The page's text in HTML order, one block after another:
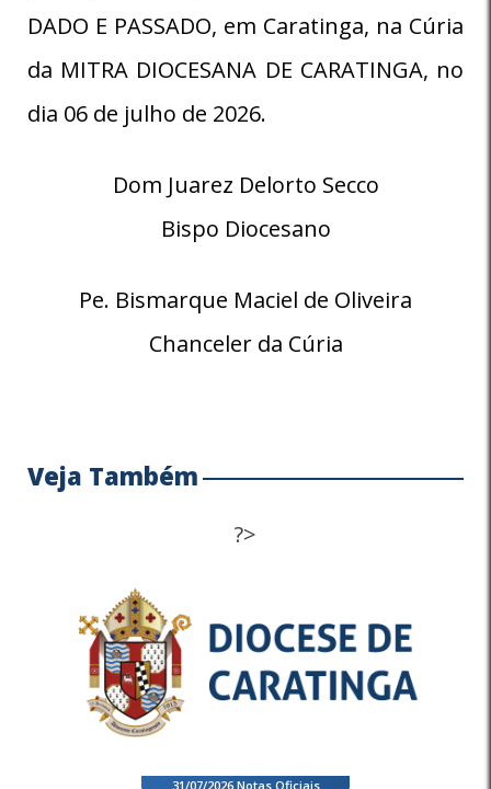
DADO E PASSADO, em Caratinga, na Cúria
da MITRA DIOCESANA DE CARATINGA, no
dia 06 de julho de 2026.
Dom Juarez Delorto Secco
Bispo Diocesano
Pe. Bismarque Maciel de Oliveira
Chanceler da Cúria
Veja Também
?>
31/07/2026. Notas Oficiais